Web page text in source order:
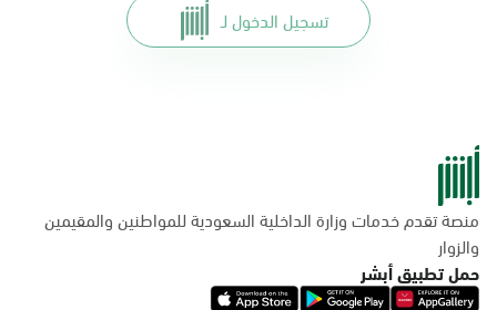
تسجيل الدخول لـ
منصة تقدم خدمات وزارة الداخلية السعودية للمواطنين والمقيمين
والزوار
حمل تطبيق أبشر